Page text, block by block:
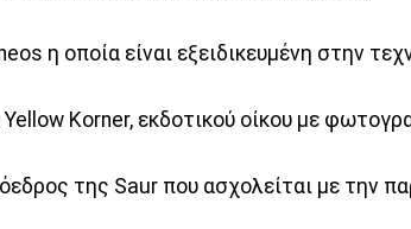
η οποία είναι εξειδικευμένη στην
Korner, εκδοτικού οίκου με
της Saur που ασχολείται με την